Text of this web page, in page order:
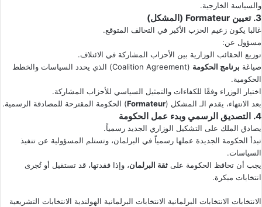
والسياسة الخارجية.
3. تعيين Formateur (المشكل)
غالبا يكون زعيم الحزب الأكبر في التحالف المتوقع.
مسؤول عن:
توزيع الحقائب الوزارية بين الأحزاب المشاركة في الائتلاف.
صياغة برنامج الحكومة
(Coalition Agreement) الذي يحدد السياسات والخطط
الحكومية.
اختيار الوزراء وفقًا للكفاءات والتمثيل السياسي للأحزاب المشاركة.
بعد الانتهاء، يقدم الـ المشكل (Formateur) الحكومة المقترحة للمصادقة الرسمية.
4. التصديق الرسمي وبدء عمل الحكومة
يصادق الملك على التشكيل الوزاري الجديد رسمياً.
تبدأ الحكومة الجديدة عملها رسمياً في البرلمان، وتستلم المسؤولية عن تنفيذ
السياسات.
يجب أن تحافظ الحكومة على ثقة البرلمان، وإذا فقدتها، قد تستقيل أو تُجرى
انتخابات مبكرة.
الانتخابات الانتخابات البرلمانية الانتخابات البرلمانية الهولندية الانتخابات التشريعية